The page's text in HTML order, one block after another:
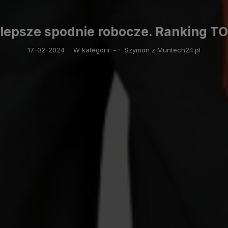
spodnie robocze. Ranking
17-02-2024 · W kategorii: - · Szymon z Muntech24.pl